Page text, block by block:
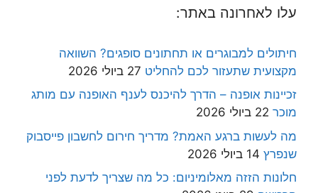
עלו לאחרונה באתר:
חיתולים למבוגרים או תחתונים סופגים? השוואה
מקצועית שתעזור לכם להחליט 27 ביולי 2026
זכיינות אופנה – הדרך להיכנס לענף האופנה עם מותג
מוכר 22 ביולי 2026
מה לעשות ברגע האמת? מדריך חירום לחשבון פייסבוק
שנפרץ 14 ביולי 2026
חלונות הזזה מאלומיניום: כל מה שצריך לדעת לפני